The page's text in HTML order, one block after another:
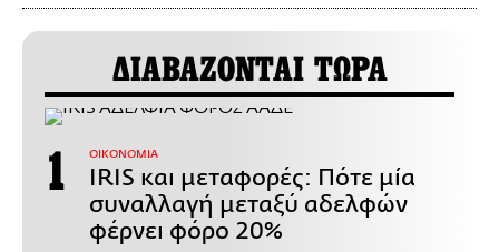
ΔΙΑΒΑΖΟΝΤΑΙ ΤΩΡΑ
ΟΙΚΟΝΟΜΙΑ
IRIS και μεταφορές: Πότε μία
συναλλαγή μεταξύ αδελφών
φέρνει φόρο 20%